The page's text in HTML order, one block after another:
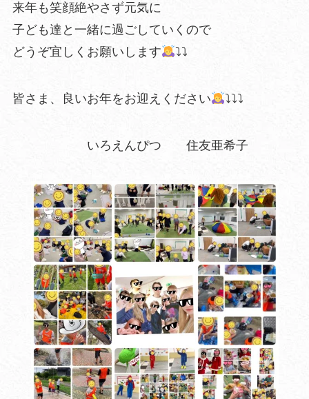
来年も笑顔絶やさず元気に
子ども達と一緒に過ごしていくので
どうぞ宜しくお願いします
⤵︎⤵︎
皆さま、良いお年をお迎えください ⤵︎⤵︎⤵︎
いろえんぴつ 住友亜希子